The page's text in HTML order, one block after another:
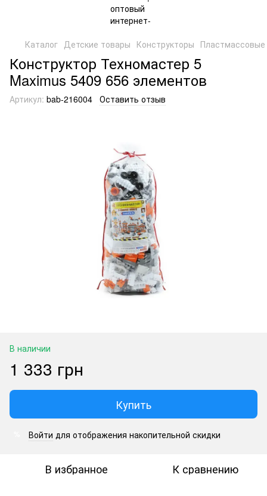
Каталог Детские товары Конструкторы
Конструктор Техномастер 5
Maximus 5409 656 элементов
Артикул: bab-216004 Оставить отзыв
В наличии
1 333 грн
Купить
Войти для отображения накопительной скидки
В избранное К сравнению